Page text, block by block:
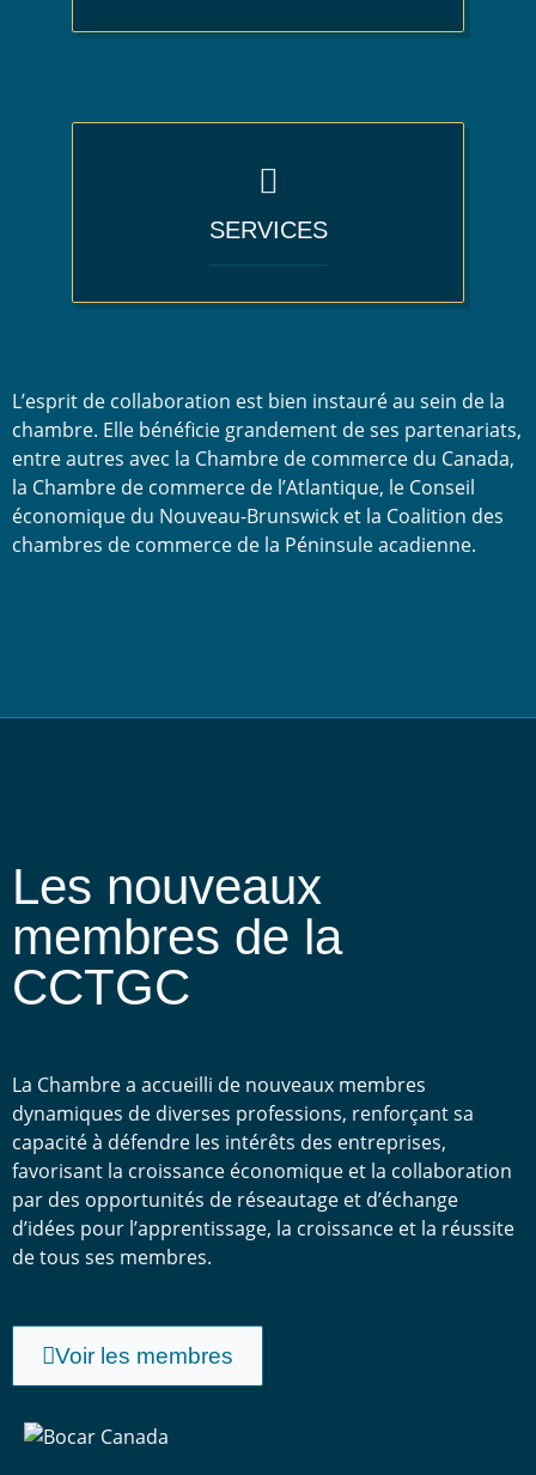
SERVICES
L’esprit de collaboration est bien instauré au sein de la
chambre. Elle bénéficie grandement de ses partenariats,
entre autres avec la Chambre de commerce du Canada,
la Chambre de commerce de l’Atlantique, le Conseil
économique du Nouveau-Brunswick et la Coalition des
chambres de commerce de la Péninsule acadienne.
Les nouveaux
membres de la
CCTGC
La Chambre a accueilli de nouveaux membres
dynamiques de diverses professions, renforçant sa
capacité à défendre les intérêts des entreprises,
favorisant la croissance économique et la collaboration
par des opportunités de réseautage et d’échange
d’idées pour l’apprentissage, la croissance et la réussite
de tous ses membres.
Voir les membres